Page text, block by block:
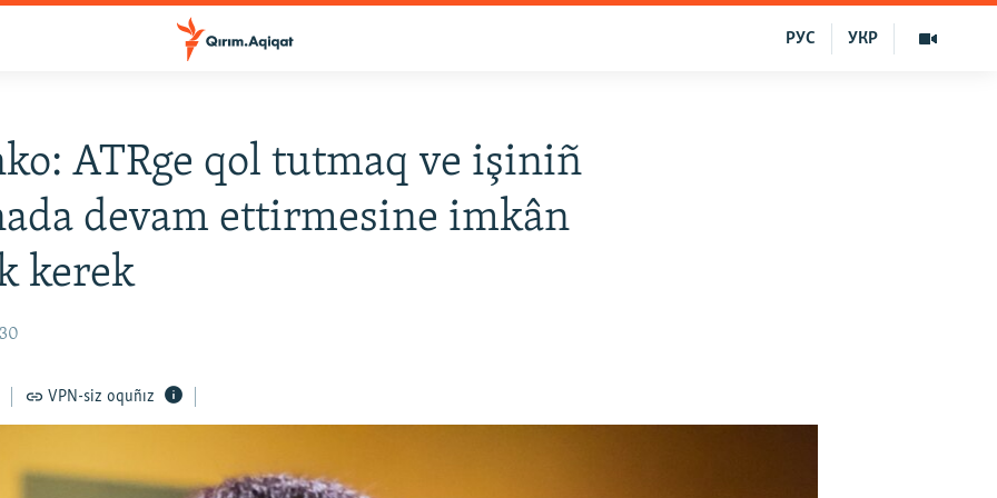
УКР
РУС
ATRge qol tutmaq ve işiniñ
devam ettirmesine imkân
kerek
VPN-siz oquñız